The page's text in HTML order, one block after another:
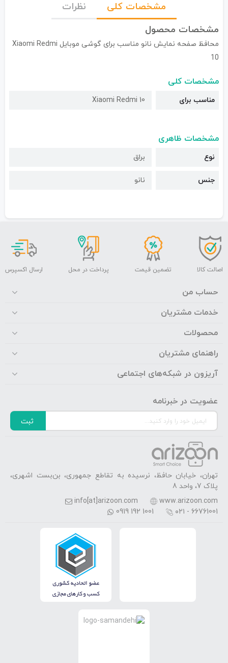
مشخصات کلی
نظرات
مشخصات محصول
محافظ صفحه نمایش نانو مناسب برای گوشی موبایل Xiaomi Redmi
10
مشخصات کلی
مناسب برای Xiaomi Redmi 10
مشخصات ظاهری
نوع براق
جنس نانو
اصالت کالا تضمین قیمت پرداخت در محل ارسال اکسپرس
حساب من
خدمات مشتریان
محصولات
راهنمای مشتریان
آریزون در شبکه‌های اجتماعی
عضویت در خبرنامه
ثبت
تهران، خیابان حافظ، نرسیده به تقاطع جمهوری، بن‌بست اشهری،
پلاک 7، واحد 8
www.arizoon.com
info[at]arizoon.com
۰۲۱ - 66761001
0919 192 1001